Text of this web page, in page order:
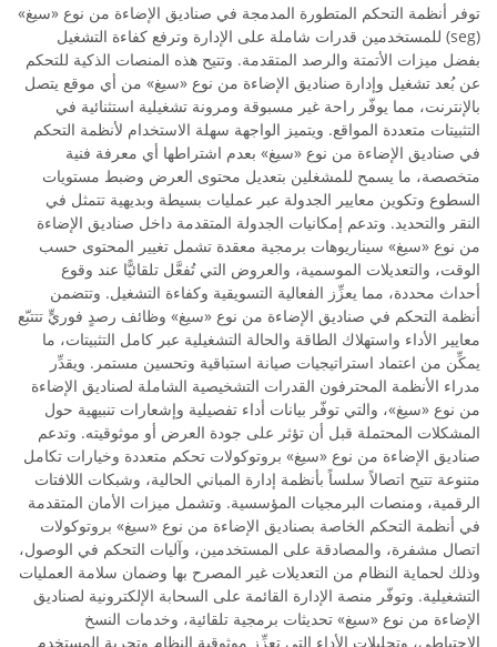
توفر أنظمة التحكم المتطورة المدمجة في صناديق الإضاءة من نوع «سيغ»
(seg) للمستخدمين قدرات شاملة على الإدارة وترفع كفاءة التشغيل
بفضل ميزات الأتمتة والرصد المتقدمة. وتتيح هذه المنصات الذكية للتحكم
عن بُعد تشغيل وإدارة صناديق الإضاءة من نوع «سيغ» من أي موقع يتصل
بالإنترنت، مما يوفّر راحة غير مسبوقة ومرونة تشغيلية استثنائية في
التثبيتات متعددة المواقع. ويتميز الواجهة سهلة الاستخدام لأنظمة التحكم
في صناديق الإضاءة من نوع «سيغ» بعدم اشتراطها أي معرفة فنية
متخصصة، ما يسمح للمشغلين بتعديل محتوى العرض وضبط مستويات
السطوع وتكوين معايير الجدولة عبر عمليات بسيطة وبديهية تتمثل في
النقر والتحديد. وتدعم إمكانيات الجدولة المتقدمة داخل صناديق الإضاءة
من نوع «سيغ» سيناريوهات برمجية معقدة تشمل تغيير المحتوى حسب
الوقت، والتعديلات الموسمية، والعروض التي تُفعَّل تلقائيًّا عند وقوع
أحداث محددة، مما يعزِّز الفعالية التسويقية وكفاءة التشغيل. وتتضمن
أنظمة التحكم في صناديق الإضاءة من نوع «سيغ» وظائف رصدٍ فوريٍّ تتتبّع
معايير الأداء واستهلاك الطاقة والحالة التشغيلية عبر كامل التثبيتات، ما
يمكِّن من اعتماد استراتيجيات صيانة استباقية وتحسين مستمر. ويقدِّر
مدراء الأنظمة المحترفون القدرات التشخيصية الشاملة لصناديق الإضاءة
من نوع «سيغ»، والتي توفّر بيانات أداء تفصيلية وإشعارات تنبيهية حول
المشكلات المحتملة قبل أن تؤثر على جودة العرض أو موثوقيته. وتدعم
صناديق الإضاءة من نوع «سيغ» بروتوكولات تحكم متعددة وخيارات تكامل
متنوعة تتيح اتصالاً سلساً بأنظمة إدارة المباني الحالية، وشبكات اللافتات
الرقمية، ومنصات البرمجيات المؤسسية. وتشمل ميزات الأمان المتقدمة
في أنظمة التحكم الخاصة بصناديق الإضاءة من نوع «سيغ» بروتوكولات
اتصال مشفرة، والمصادقة على المستخدمين، وآليات التحكم في الوصول،
وذلك لحماية النظام من التعديلات غير المصرح بها وضمان سلامة العمليات
التشغيلية. وتوفّر منصة الإدارة القائمة على السحابة الإلكترونية لصناديق
الإضاءة من نوع «سيغ» تحديثات برمجية تلقائية، وخدمات النسخ
الاحتياطي، وتحليلات الأداء التي تعزِّز موثوقية النظام وتجربة المستخدم